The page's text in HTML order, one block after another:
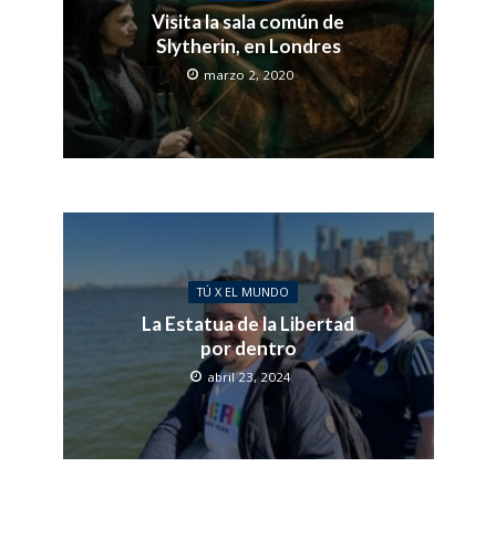
Visita la sala común de
Slytherin, en Londres
marzo 2, 2020
TÚ X EL MUNDO
La Estatua de la Libertad
por dentro
abril 23, 2024